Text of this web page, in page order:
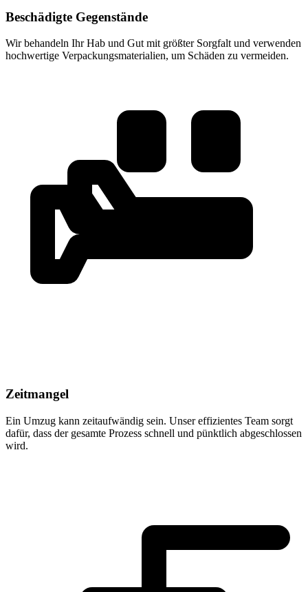
Beschädigte Gegenstände
Wir behandeln Ihr Hab und Gut mit größter Sorgfalt und verwenden
hochwertige Verpackungsmaterialien, um Schäden zu vermeiden.
Zeitmangel
Ein Umzug kann zeitaufwändig sein. Unser effizientes Team sorgt
dafür, dass der gesamte Prozess schnell und pünktlich abgeschlossen
wird.